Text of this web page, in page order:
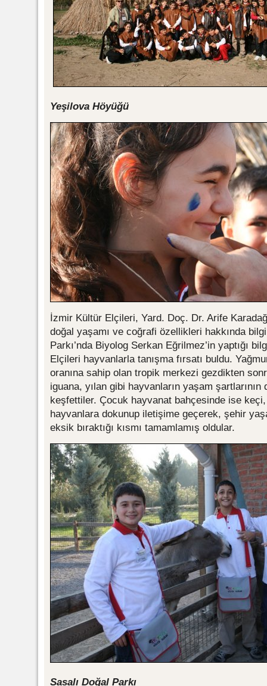
Yeşilova Höyüğü
İzmir Kültür Elçileri, Yard. Doç. Dr. Arife
doğal yaşamı ve coğrafi özellikleri hakkında
Parkı’nda Biyolog Serkan Eğrilmez’in yaptığı
Elçileri hayvanlarla tanışma fırsatı buldu.
oranına sahip olan tropik merkezi gezdikten
iguana, yılan gibi hayvanların yaşam
keşfettiler. Çocuk hayvanat bahçesinde ise
hayvanlara dokunup iletişime geçerek, şehir
eksik bıraktığı kısmı tamamlamış oldular.
Sasalı Doğal Parkı